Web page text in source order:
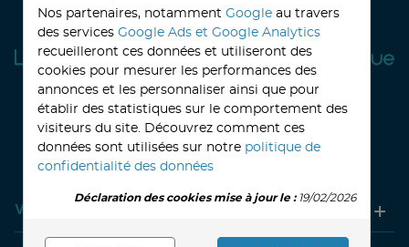
32, avenue Haussmann33390 BLAYE
Lundi14h-18hMardi à vendredi8h30-12h00 - 14h-18h
Le Samedi9h30 - 12h30
Votre compte
Nos partenaires, notamment Google au travers
des services Google Ads et Google Analytics
recueilleront ces données et utiliseront des
cookies pour mesurer les performances des
annonces et les personnaliser ainsi que pour
établir des statistiques sur le comportement des
visiteurs du site. Découvrez comment ces
données sont utilisées sur notre politique de
confidentialité des données
Déclaration des cookies mise à jour le :19/02/2026